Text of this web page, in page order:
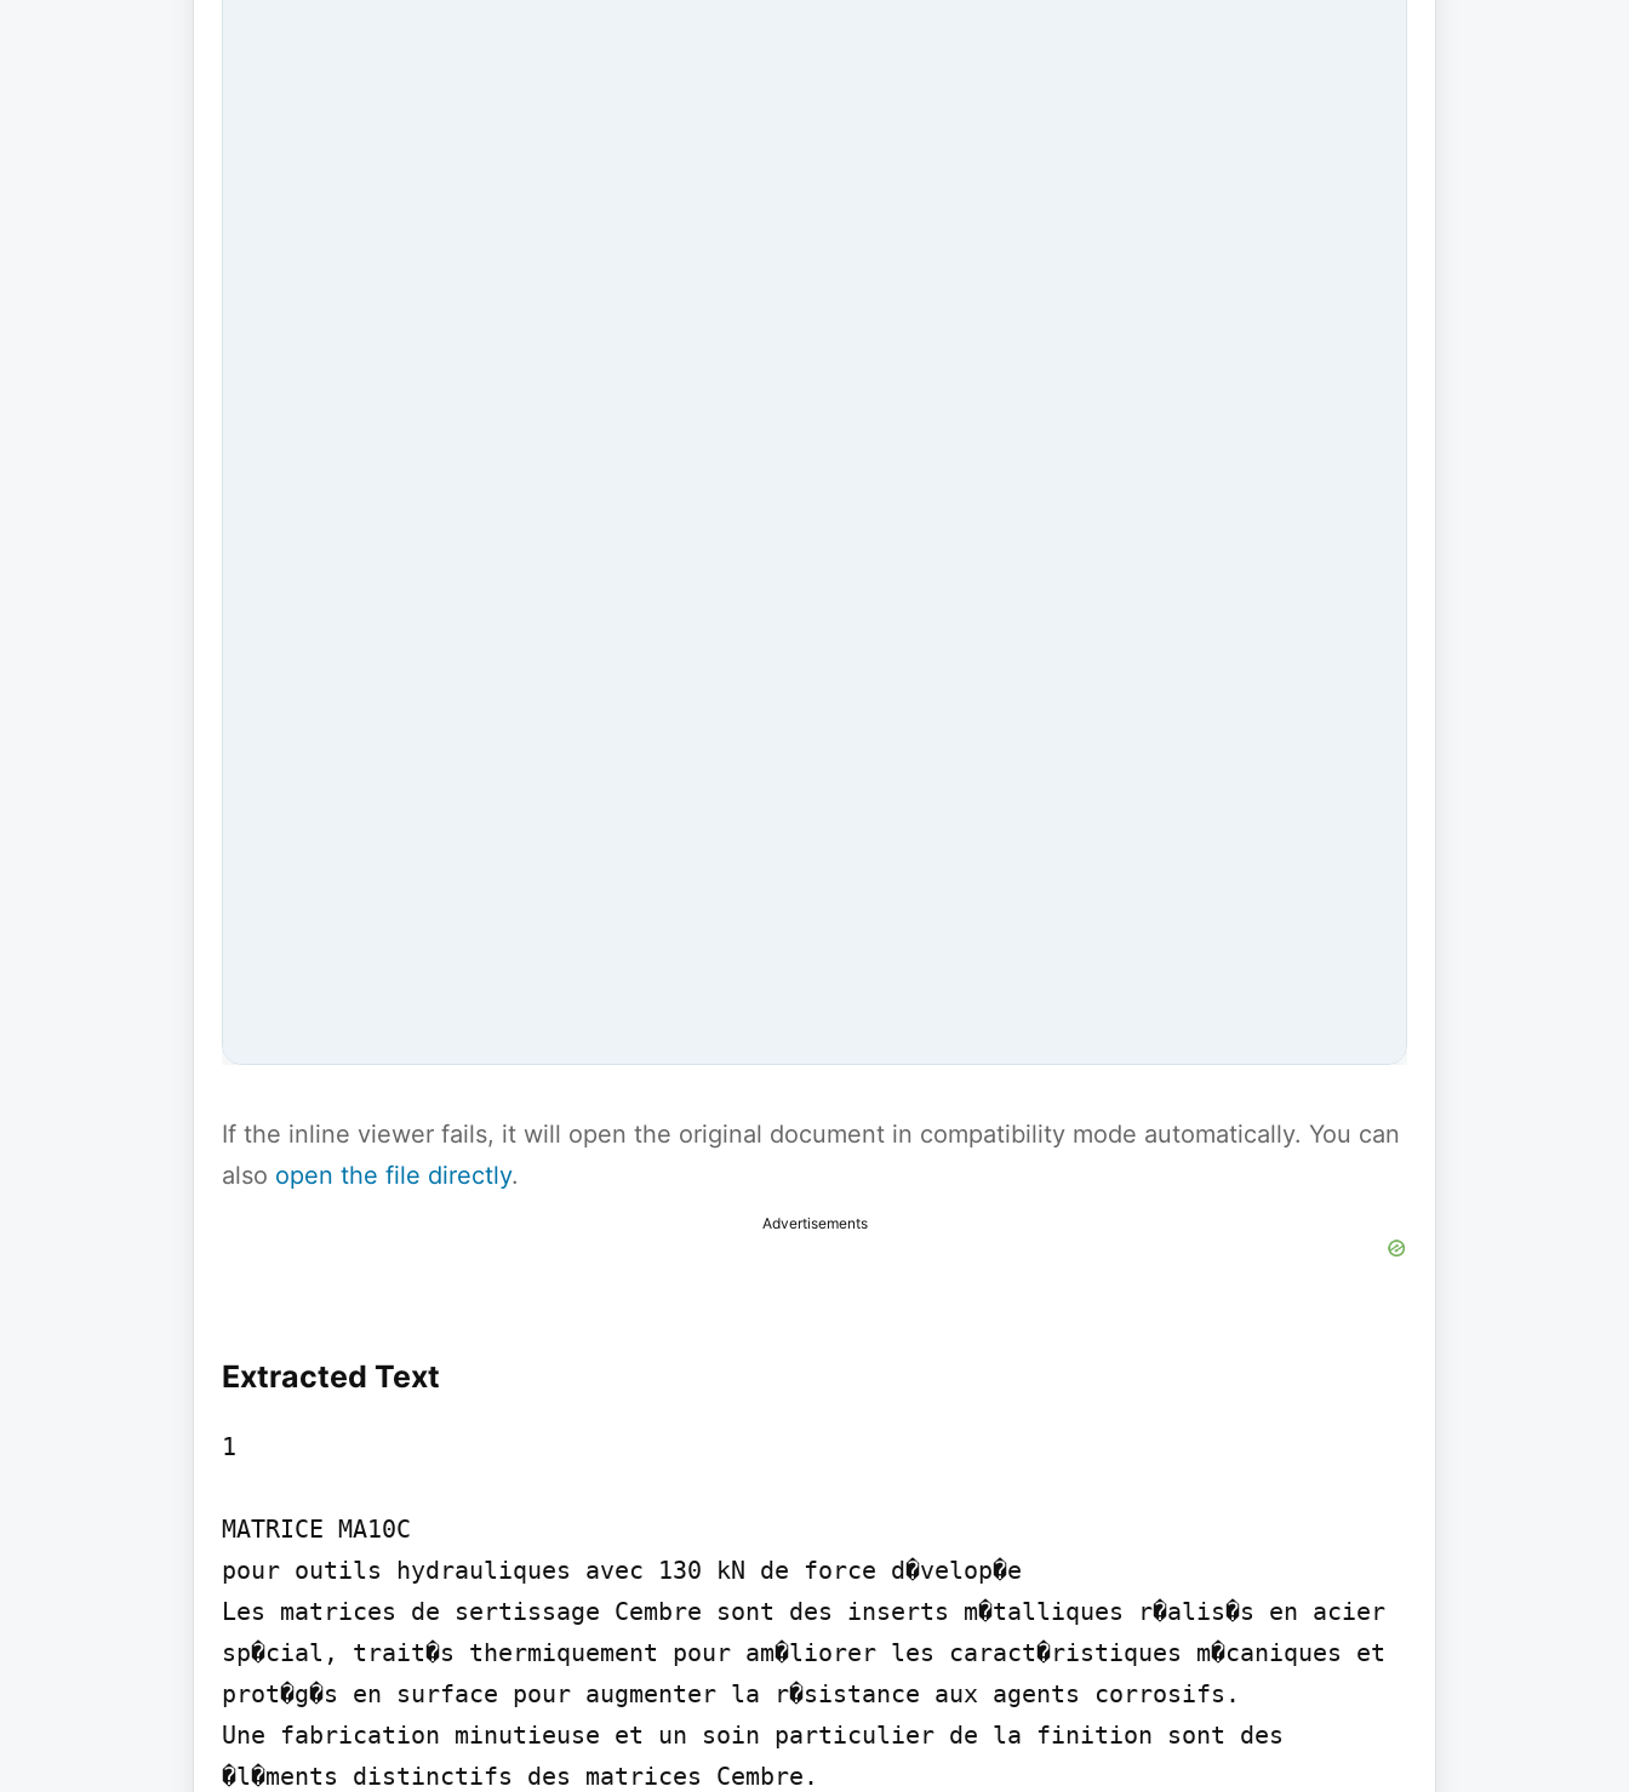
If the inline viewer fails, it will open the original document in compatibility mode automatically. You can
also open the file directly.
Advertisements
Extracted Text
1
MATRICE MA10C
pour outils hydrauliques avec 130 kN de force d�velop�e
Les matrices de sertissage Cembre sont des inserts m�talliques r�alis�s en acier
sp�cial, trait�s thermiquement pour am�liorer les caract�ristiques m�caniques et
prot�g�s en surface pour augmenter la r�sistance aux agents corrosifs.
Une fabrication minutieuse et un soin particulier de la finition sont des
�l�ments distinctifs des matrices Cembre.